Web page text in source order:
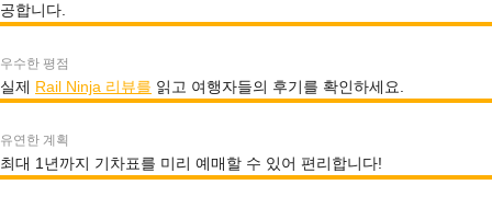
공합니다.
우수한 평점
실제 Rail Ninja 리뷰를 읽고 여행자들의 후기를 확인하세요.
유연한 계획
최대 1년까지 기차표를 미리 예매할 수 있어 편리합니다!